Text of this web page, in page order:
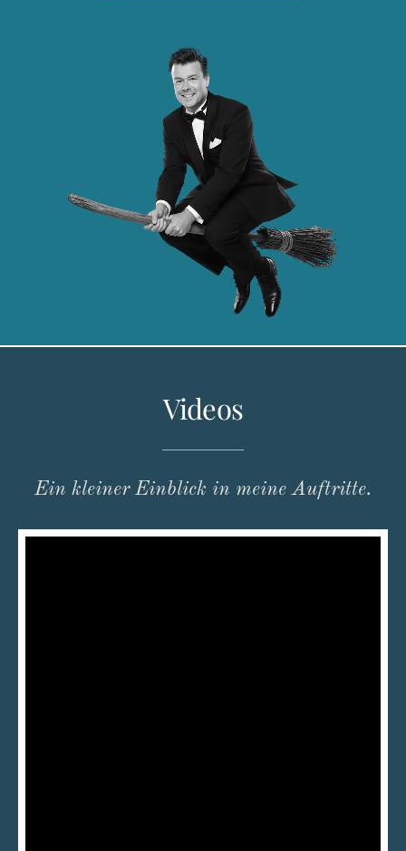
Videos
Ein kleiner Einblick in meine Auftritte.